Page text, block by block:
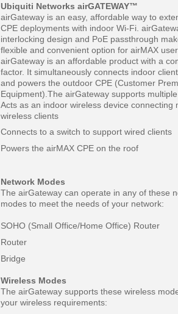
Ubiquiti Networks airGATEWAY™
airGateway is an easy, affordable way to
CPE deployments with indoor Wi-Fi.
interlocking design and PoE passthrough
flexible and convenient option for airMAX
airGateway is an affordable product with a
factor. It simultaneously connects indoor
and powers the outdoor CPE (Customer
Equipment).The airGateway supports
Acts as an indoor wireless device connecting
wireless clients
Connects to a switch to support wired clients
Powers the airMAX CPE on the roof
Network Modes
The airGateway can operate in any of these
modes to meet the needs of your network:
SOHO (Small Office/Home Office) Router
Router
Bridge
Wireless Modes
The airGateway supports these wireless
your wireless requirements: